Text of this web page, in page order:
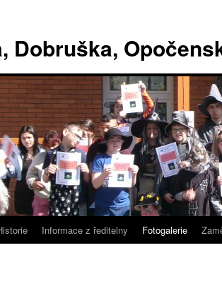
Dobruška,
Informace z ředitelny Fotogalerie